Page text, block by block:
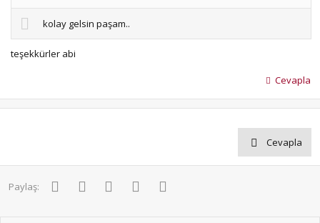
kolay gelsin paşam..
teşekkürler abi
Cevapla
Cevapla
Paylaş: FacebookTwitter PinterestWhatsApp